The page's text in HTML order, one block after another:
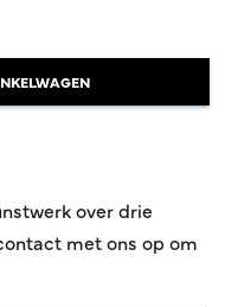
over drie
met ons op om